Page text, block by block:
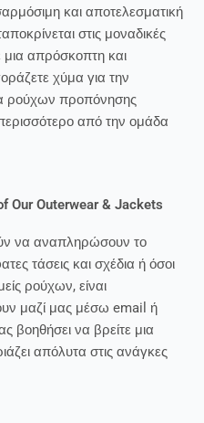
και αποτελεσματική
στις μοναδικές
μια απρόσκοπτη και
χύμα για την
ρούχων προπόνησης
περισσότερο από την ομάδα
Our Outerwear & Jackets
να αναπληρώσουν το
τάσεις και σχέδια ή όσοι
ρούχων, είναι
μαζί μας μέσω email ή
να βρείτε μια
απόλυτα στις ανάγκες